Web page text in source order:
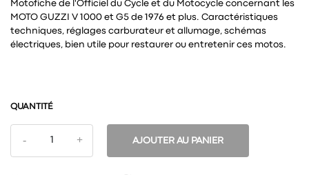
Motofiche de l'Officiel du Cycle et du Motocycle concernant les
MOTO GUZZI V 1000 et G5 de 1976 et plus. Caractéristiques
techniques, réglages carburateur et allumage, schémas
électriques, bien utile pour restaurer ou entretenir ces motos.
QUANTITÉ
AJOUTER AU PANIER